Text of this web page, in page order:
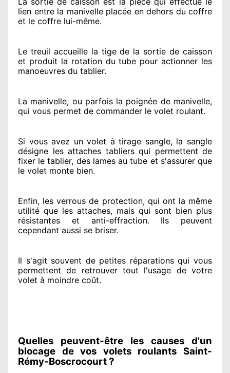
lien entre la manivelle placée en dehors du coffre
et le coffre lui-même.
Le treuil accueille la tige de la sortie de caisson
et produit la rotation du tube pour actionner les
manoeuvres du tablier.
La manivelle, ou parfois la poignée de manivelle,
qui vous permet de commander le volet roulant.
Si vous avez un volet à tirage sangle, la sangle
désigne les attaches tabliers qui permettent de
fixer le tablier, des lames au tube et s'assurerque
le volet monte bien.
Enfin, les verrous de protection, qui ont la même
utilité que les attaches, mais qui sont bien plus
résistantes et anti-effraction. Ils peuvent
cependant aussi se briser.
Il s'agit souvent de petites réparations qui vous
permettent de retrouver tout l'usage de votre
volet à moindre coût.
Quelles peuvent-être les causes d'un
blocage de vos volets roulants Saint-
Rémy-Boscrocourt ?